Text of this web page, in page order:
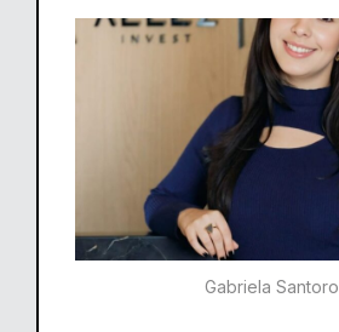
Gabriela Santoro​